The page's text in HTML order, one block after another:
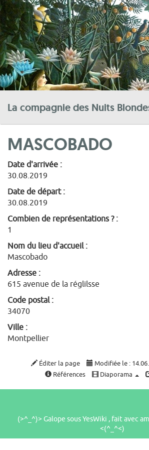
La compagnie des Nuits
MASCOBADO
Date d'arrivée :
30.08.2019
Date de départ :
30.08.2019
Combien de représentations ? :
1
Nom du lieu d'accueil :
Mascobado
Adresse :
615 avenue de la réglilsse
Code postal :
34070
Ville :
Montpellier
Éditer la page
Modifiée le :
Références
Diaporama
(>^_^)> Galope sousYesWiki , fait avec
<(^_^<)